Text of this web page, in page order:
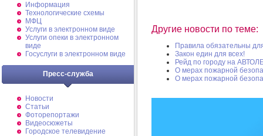
Информация
Технологические схемы
МФЦ
Услуги в электронном виде
Услуги опеки в электронном
виде
Госуслуги в электронном виде
Пресс-служба
Новости
Статьи
Фоторепортажи
Видеосюжеты
Городское телевидение
Другие новости по теме:
Правила обязательны
Закон един для всех!
Рейд по городу на
О мерах пожарной
О мерах пожарной